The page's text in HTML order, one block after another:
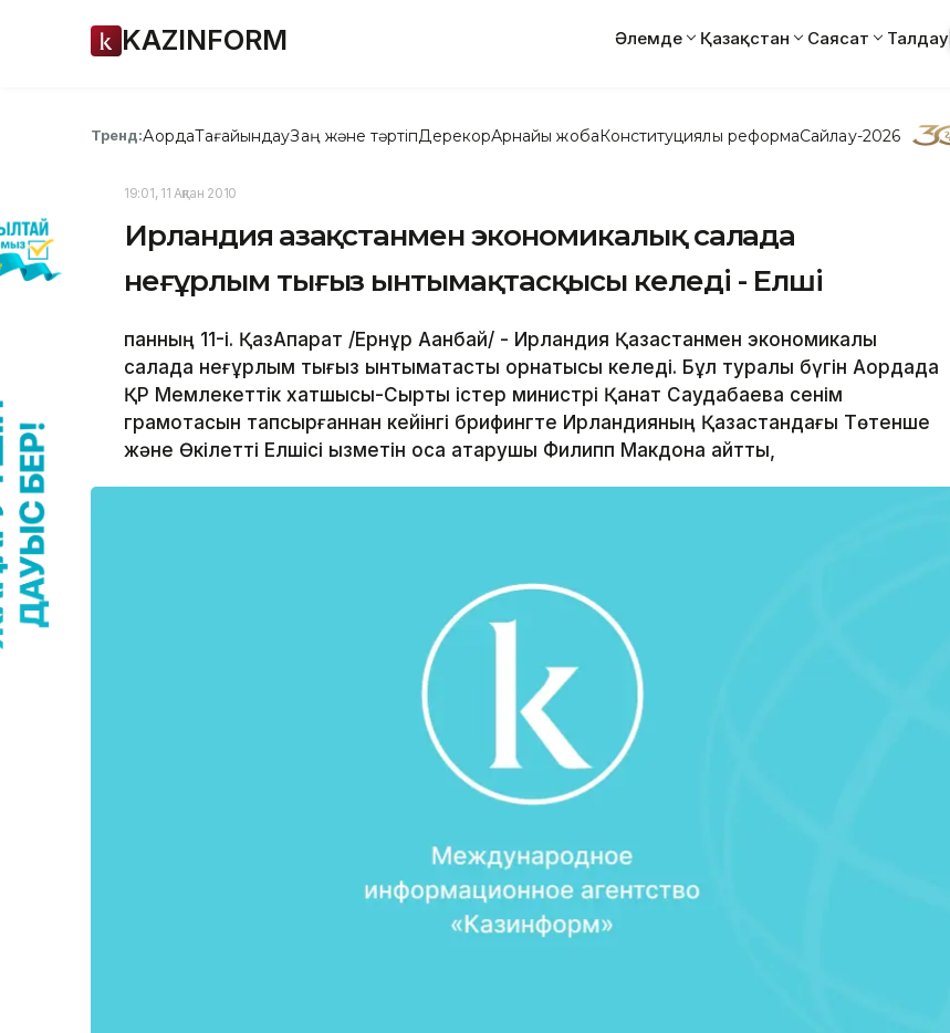
KAZINFORM Әлемде Қазақстан Саясат Талдау
Тренд:АқордаТағайындауЗаң және тәртіпДерекқорАрнайы жобаКонституциялық реформаСайлау-2026
19:01, 11 Ақпан 2010
Ирландия Қазақстанмен экономикалық салада
неғұрлым тығыз ынтымақтасқысы келеді - Елші
қпанның 11-і. ҚазАқпарат /Ернұр Ақанбай/ - Ирландия Қазақстанмен экономикалық
салада неғұрлым тығыз ынтымақтастық орнатқысы келеді. Бұл туралы бүгін Ақордада
ҚР Мемлекеттік хатшысы-Сыртқы істер министрі Қанат Саудабаевқа сенім
грамотасын тапсырғаннан кейінгі брифингте Ирландияның Қазақстандағы Төтенше
және Өкілетті Елшісі қызметін қоса атқарушы Филипп Макдона айтты,